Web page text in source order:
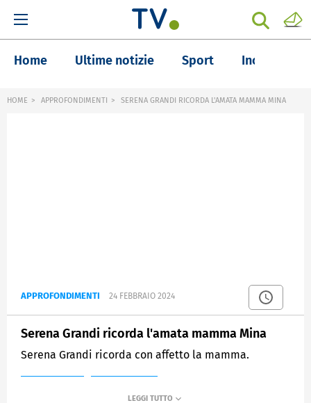
Home Ultime notizie Sport Inchieste
HOME APPROFONDIMENTI SERENA GRANDI RICORDA L'AMATA MAMMA MINA
APPROFONDIMENTI 24 FEBBRAIO 2024
Serena Grandi ricorda l'amata mamma Mina
Serena Grandi ricorda con affetto la mamma.